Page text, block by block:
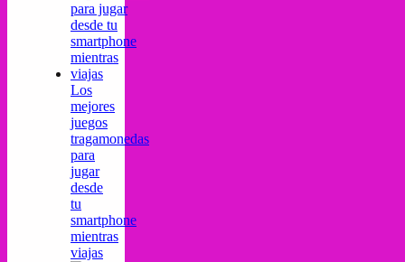
Los
mejores
juegos
tragamonedas
para
jugar
desde
tu
smartphone
mientras
viajas